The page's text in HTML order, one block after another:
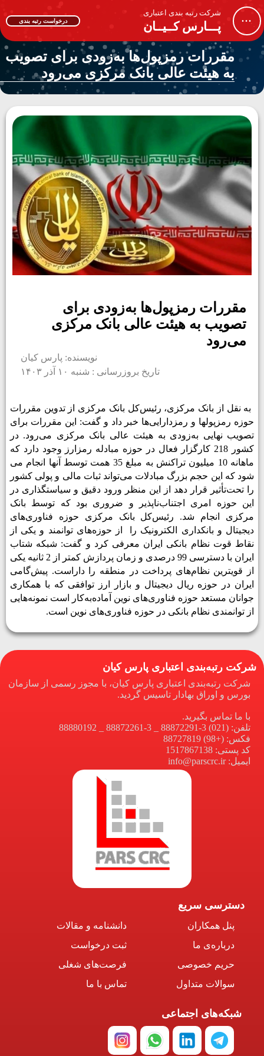
...
شرکت رتبه بندی اعتباری
پـــارس کــیــان درخواست رتبه بندی
مقررات رمزپول‌ها به‌زودی برای تصویب
به هیئت عالی بانک مرکزی می‌رود
مقررات رمزپول‌ها به‌زودی برای
تصویب به هیئت عالی بانک مرکزی
می‌رود
نویسنده: پارس کیان
تاریخ بروزرسانی : شنبه ۱۰ آذر ۱۴۰۳
به نقل از بانک مرکزی، رئیس‌کل بانک مرکزی از تدوین مقررات
حوزه رمزپول­ها و رمزدارایی‌ها خبر داد و گفت: این مقررات برای
تصویب نهایی به‌زودی به هیئت عالی بانک مرکزی می‌رود. در
کشور 218 کارگزار فعال در حوزه مبادله رمزارز وجود دارد که
ماهانه 10 میلیون تراکنش به مبلغ 35 همت توسط آنها انجام می­‌
شود که این حجم بزرگ مبادلات می­‌تواند ثبات مالی و پولی کشور
را تحت‌تأثیر قرار دهد از این منظر ورود دقیق و سیاست­گذاری در
این حوزه امری اجتناب‌ناپذیر و ضروری بود که توسط بانک
مرکزی انجام شد. رئیس‌کل بانک مرکزی حوزه فناوری­‌های
دیجیتال و بانکداری الکترونیک را
از حوزه‌­های توانمند و یکی از
نقاط قوت نظام بانکی ایران معرفی کرد و گفت: شبکه شتاب
ایران با دسترسی 99 درصدی و زمان پردازش کمتر از 2 ثانیه یکی
از قوی­ترین نظام‌های پرداخت در منطقه را داراست. پیش‌گامی
ایران در حوزه ریال دیجیتال و بازار ارز توافقی که با همکاری
جوانان مستعد حوزه فناوری‌های نوین آماده‌به‌کار است نمونه‌هایی
از توانمندی نظام بانکی در حوزه فناوری‌های نوین است.
شرکت رتبه‌بندی اعتباری پارس کیان
شرکت رتبه‌بندی اعتباری پارس کیان، با مجوز رسمی از سازمان
بورس و اوراق بهادار تاسیس گردید.
با ما تماس بگیرید.
تلفن: (021) 3-88872291 _ 3-88872261 _ 88880192
فکس: (+98) 88727819
کد پستی: 1517867138
ایمیل: info@parscrc.ir
دسترسی سریع
پنل همکاران
درباره‌ی ما
حریم خصوصی
سوالات متداول
دانشنامه و مقالات
ثبت درخواست
فرصت‌های شغلی
تماس با ما
شبکه‌های اجتماعی